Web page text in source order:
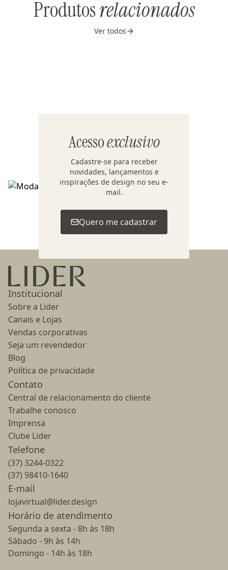
Produtosrelacionados
Ver todos
Acessoexclusivo
Cadastre-se para receber
novidades, lançamentos e
inspirações de design no seu e-
mail.
Quero me cadastrar
Voltar ao topo
Ir para a página inicial
Institucional
Sobre a Lider
Canais e Lojas
Vendas corporativas
Seja um revendedor
Blog
Política de privacidade
Contato
Central de relacionamento do cliente
Trabalhe conosco
Imprensa
Clube Lider
Telefone
(37) 3244-0322
(37) 98410-1640
E-mail
lojavirtual@lider.design
Horário de atendimento
Segunda a sexta - 8h às 18h
Sábado - 9h às 14h
Domingo - 14h às 18h